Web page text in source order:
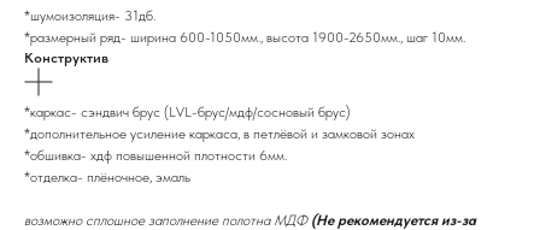
*шумоизоляция- 31дб.
*размерный ряд- ширина 600-1050мм., высота 1900-2650мм., шаг 10мм.
Конструктив
*каркас- сэндвич брус (LVL-брус/мдф/сосновый брус)
*дополнительное усиление каркаса, в петлёвой и замковой зонах
*обшивка- хдф повышенной плотности 6мм.
*отделка- плёночное, эмаль
возможно сплошное заполнение полотна МДФ (Не рекомендуется из-за